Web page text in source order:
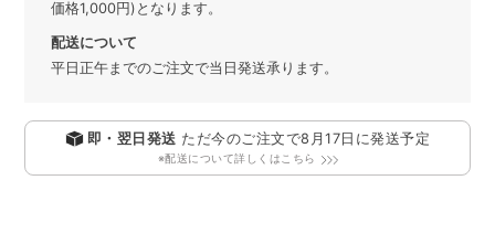
価格1,000円)となります。
配送について
平日正午までのご注文で当日発送承ります。
即・翌日発送 ただ今のご注文で8月17日 に発送予定
※配送について詳しくはこちら